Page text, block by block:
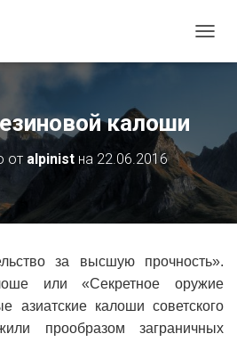
калоши
от alpinistна 22.06.2016
за высшую прочность».
или «Секретное оружие
азиатские калоши советского
прообразом заграничных